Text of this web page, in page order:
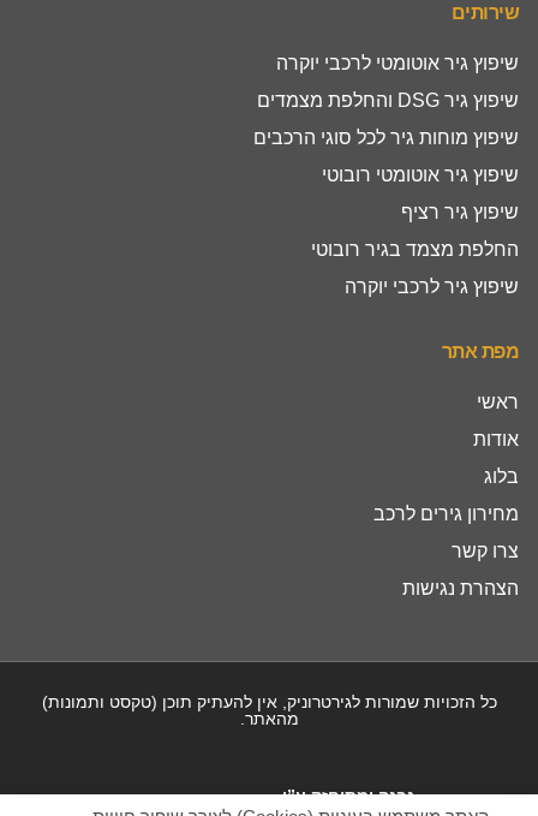
שירותים
שיפוץ גיר אוטומטי לרכבי יוקרה
שיפוץ גיר DSG והחלפת מצמדים
שיפוץ מוחות גיר לכל סוגי הרכבים
שיפוץ גיר אוטומטי רובוטי
שיפוץ גיר רציף
החלפת מצמד בגיר רובוטי
שיפוץ גיר לרכבי יוקרה
מפת אתר
ראשי
אודות
בלוג
מחירון גירים לרכב
צרו קשר
הצהרת נגישות
כל הזכויות שמורות לגירטרוניק, אין להעתיק תוכן (טקסט ותמונות)
מהאתר.
נבנה ומתוחזק ע”י